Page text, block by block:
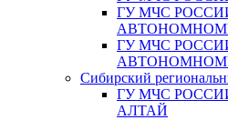
ГУ МЧС
ГУ МЧС
Сибирский
ГУ МЧС
АЛТАЙ